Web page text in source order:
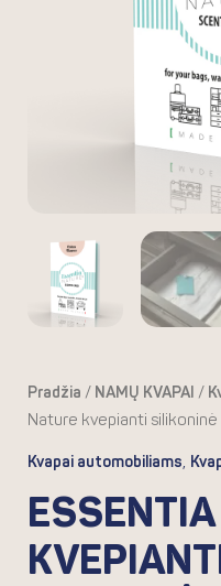
Pradžia / NAMŲ KVAPAI /
Nature kvepianti
Kvapai automobiliams,